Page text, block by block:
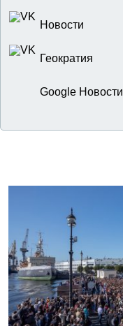
Новости
Геократия
Google Новости